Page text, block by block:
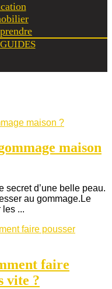
maison
secret d’une belle peau.
au gommage.Le
les ...
faire
vite ?